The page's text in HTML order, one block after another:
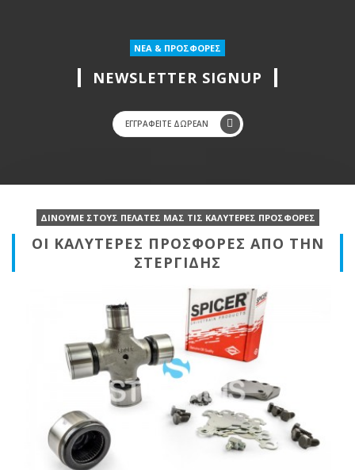
ΝΕΑ & ΠΡΟΣΦΟΡΕΣ
NEWSLETTER SIGNUP
ΕΓΓΡΑΦΕΙΤΕ ΔΩΡΕΑΝ
ΔΙΝΟΥΜΕ ΣΤΟΥΣ ΠΕΛΑΤΕΣ ΜΑΣ ΤΙΣ ΚΑΛΥΤΕΡΕΣ ΠΡΟΣΦΟΡΕΣ
ΟΙ ΚΑΛΥΤΕΡΕΣ ΠΡΟΣΦΟΡΕΣ ΑΠΟ ΤΗΝ
ΣΤΕΡΓΙΔΗΣ